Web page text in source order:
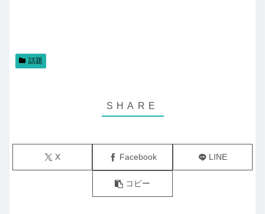
話題
X Facebook LINE
コピー